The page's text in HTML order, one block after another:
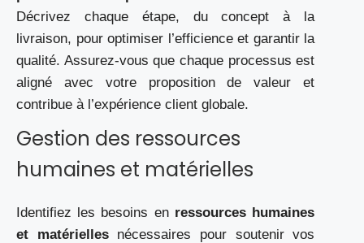
Décrivez chaque étape, du concept à la
livraison, pour optimiser l’efficience et garantir la
qualité. Assurez-vous que chaque processus est
aligné avec votre proposition de valeur et
contribue à l’expérience client globale.
Gestion des ressources
humaines et matérielles
Identifiez les besoins en ressources humaines
et matériellesnécessaires pour soutenir vos